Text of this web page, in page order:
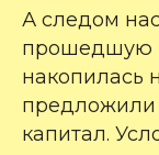
А следом
прошедшую
накопилась
предложили
капитал.